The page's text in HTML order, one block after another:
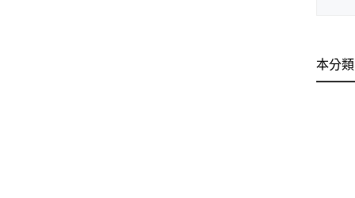
本分